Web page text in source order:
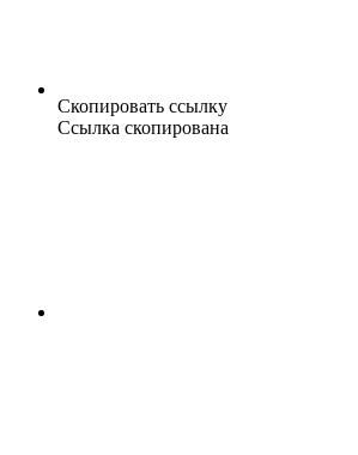
Скопировать ссылку
Ссылка скопирована